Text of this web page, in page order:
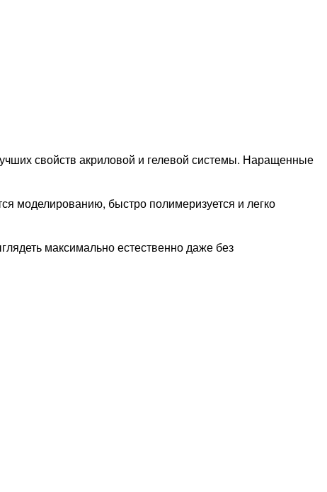
свойств акриловой и гелевой системы. Наращенные
моделированию, быстро полимеризуется и легко
максимально естественно даже без